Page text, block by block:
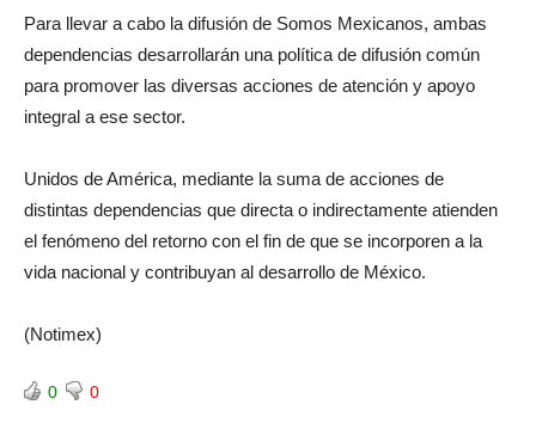
Para llevar a cabo la difusión de Somos Mexicanos, ambas
dependencias desarrollarán una política de difusión común
para promover las diversas acciones de atención y apoyo
integral a ese sector.
Unidos de América, mediante la suma de acciones de
distintas dependencias que directa o indirectamente atienden
el fenómeno del retorno con el fin de que se incorporen a la
vida nacional y contribuyan al desarrollo de México.
(Notimex)
0 0